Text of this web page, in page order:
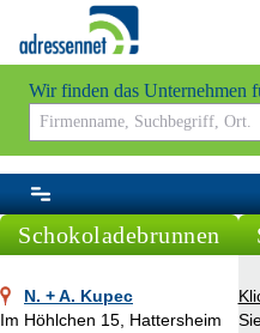
Wir finden das Unternehmen
Schokoladebrunnen
N. + A. Kupec
Im Höhlchen 15, Hattersheim